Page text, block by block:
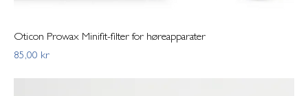
Oticon Prowax Minifit-filter for høreapparater
Pris
85,00 kr